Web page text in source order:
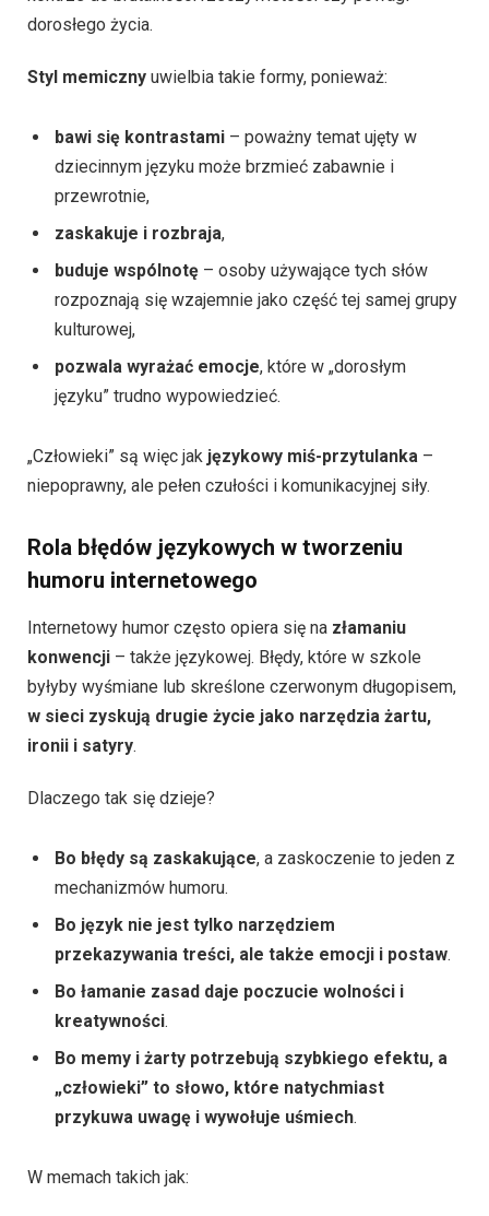
dorosłego życia.
Styl memiczny uwielbia takie formy, ponieważ:
bawi się kontrastami – poważny temat ujęty w
dziecinnym języku może brzmieć zabawnie i
przewrotnie,
zaskakuje i rozbraja,
buduje wspólnotę – osoby używające tych słów
rozpoznają się wzajemnie jako część tej samej grupy
kulturowej,
pozwala wyrażać emocje, które w „dorosłym
języku” trudno wypowiedzieć.
„Człowieki” są więc jak językowy miś-przytulanka –
niepoprawny, ale pełen czułości i komunikacyjnej siły.
Rola błędów językowych w tworzeniu
humoru internetowego
Internetowy humor często opiera się na złamaniu
konwencji – także językowej. Błędy, które w szkole
byłyby wyśmiane lub skreślone czerwonym długopisem,
w sieci zyskują drugie życie jako narzędzia żartu,
ironii i satyry.
Dlaczego tak się dzieje?
Bo błędy są zaskakujące, a zaskoczenie to jeden z
mechanizmów humoru.
Bo język nie jest tylko narzędziem
przekazywania treści, ale także emocji i postaw.
Bo łamanie zasad daje poczucie wolności i
kreatywności.
Bo memy i żarty potrzebują szybkiego efektu, a
„człowieki” to słowo, które natychmiast
przykuwa uwagę i wywołuje uśmiech.
W memach takich jak: